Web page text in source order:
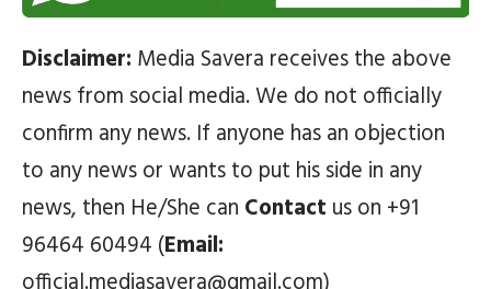
Disclaimer: Media Savera receives the above
news from social media. We do not officially
confirm any news. If anyone has an objection
to any news or wants to put his side in any
news, then He/She can Contact us on +91
96464 60494 (Email: